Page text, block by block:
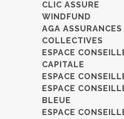
CLIC ASSURE
WINDFUND
AGA ASSURANCES
COLLECTIVES
ESPACE
CAPITALE
ESPACE
ESPACE
BLEUE
ESPACE